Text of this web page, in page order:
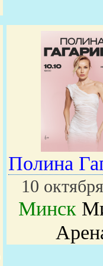
Полина
10
Минск